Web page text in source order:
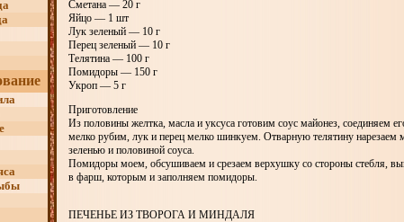
Сметана — 20 г
Яйцо — 1 шт
Лук зеленый — 10 г
Перец зеленый — 10 г
Телятина — 100 г
Помидоры — 150 г
Укроп — 5 г
Приготовление
Из половины желтка, масла и уксуса готовим соус майонез, соединяем
мелко рубим, лук и перец мелко шинкуем. Отварную телятину
зеленью и половиной соуса.
Помидоры моем, обсушиваем и срезаем верхушку со стороны стебля,
в фарш, которым и заполняем помидоры.
ПЕЧЕНЬЕ ИЗ ТВОРОГА И МИНДАЛЯ